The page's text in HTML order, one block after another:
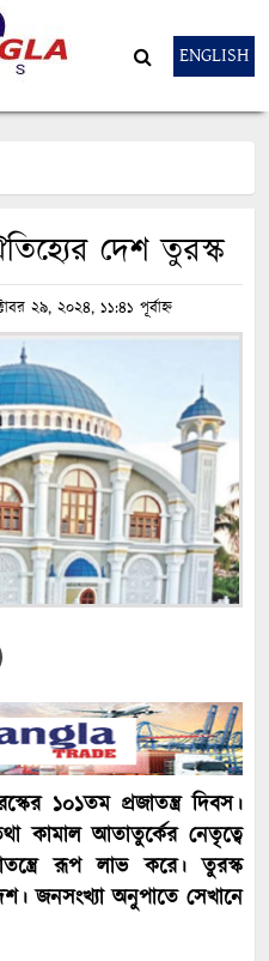
ENGLISH
দেশ তুরস্ক
২৯, ২০২৪, ১১:৪১ পূর্বাহ্ন
১০১তম প্রজাতন্ত্র দিবস।
কামাল আতাতুর্কের নেতৃত্বে
রূপ লাভ করে। তুরস্ক
জনসংখ্যা অনুপাতে সেখানে